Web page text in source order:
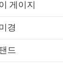
게이지
경
드